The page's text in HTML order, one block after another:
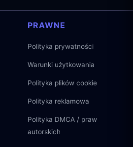
PRAWNE
Polityka prywatności
Warunki użytkowania
Polityka plików cookie
Polityka reklamowa
Polityka DMCA / praw
autorskich